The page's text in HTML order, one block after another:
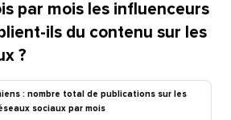
par mois les influenceurs
ils du contenu sur les
?​​
: nombre total de publications sur les
sociaux par mois​​